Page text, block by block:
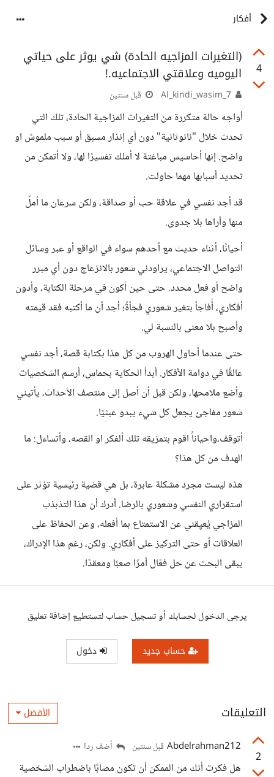
أفكار
4
(التغيرات المزاجيه الحادة) شي يوثر على حياتي
اليوميه وعلاقتي الاجتماعيه.!
قبل سنتين
أواجه حالة متكررة من التغيرات المزاجية الحادة، تلك التي
تحدث خلال "نانوثانية" دون أي إنذار مسبق أو سبب ملموسً او
واضح. إنها أحاسيس مباغتة لا أملك تفسيرًا لها، ولا أتمكن من
تحديد أسبابها مهما حاولت.
قد أجد نفسي في علاقة حب أو صداقة، ولكن سرعان ما أملّ
منها وأراها بلا جدوى.
أحيانًا، أثناء حديث مع أحدهم سواء في الواقع أو عبر وسائل
التواصل الاجتماعي، يراودني شعور بالانزعاج دون أي مبرر
واضح أو فعل محدد. حتى حين أكون في مرحلة الكتابة، وأدون
أفكاري، أُفاجأ بتغير شعوري فجأةً؛ أجد أن ما أكتبه فقد قيمته
وأصبح بلا معنى بالنسبة لي.
حتى عندما أحاول الهروب من كل هذا بكتابة قصة، أجد نفسي
عالقًا في دوامة الأفكار. أبدأ الحكاية بحماس، أرسم الشخصيات
وأضع ملامحها، ولكن قبل أن أصل إلى منتصف الأحداث، يأتيني
شعور مفاجئ يجعل كل شيء يبدو عبثيًا.
أتوقف،واحياناً اقوم بتمزيقه تلك ألفكر او القصه، وأتساءل: ما
الهدف من كل هذا؟
هذه ليست مجرد مشكلة عابرة، بل هي قضية رئيسية تؤثر على
استقراري النفسي وشعوري بالرضا. أدرك أن هذا التذبذب
المزاجي يُعيِقني عن الاستمتاع بما أفعله، وعن الحفاظ على
العلاقات أو حتى التركيز على أفكاري. ولكن، رغم هذا الإدراك،
يبقى البحث عن حل فعّال أمرًا صعبًا ومعقدًا.
يرجى الدخول لحسابك أو تسجيل حساب لتستطيع إضافة تعليق
حساب جديد دخول
التعليقات الأفضل
2
Abdelrahman212 قبل سنتين أضف ردا
هل فكرت أنك من الممكن أن تكون مصابًا باضطراب الشخصية